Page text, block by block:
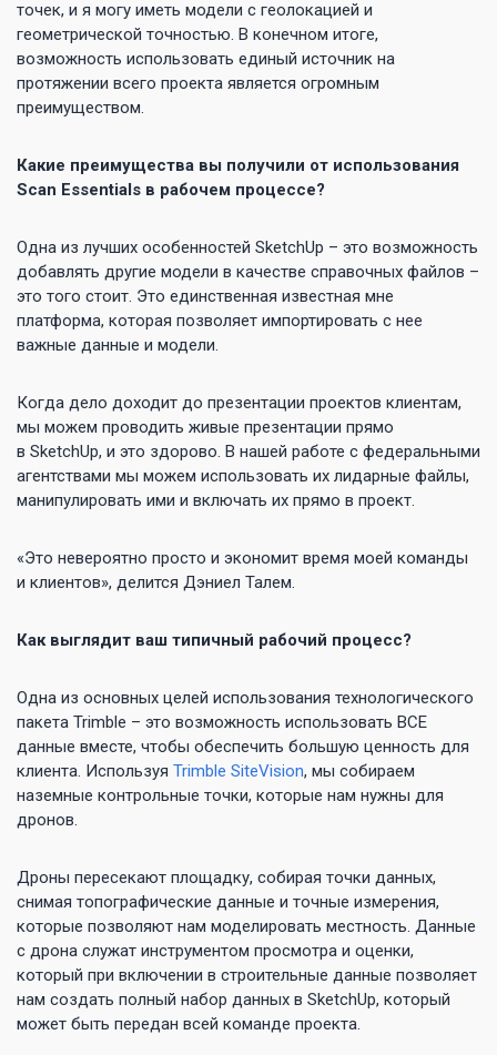
точек, и я могу иметь модели с геолокацией и
геометрической точностью. В конечном итоге,
возможность использовать единый источник на
протяжении всего проекта является огромным
преимуществом.
Какие преимущества вы получили от использования
Scan Essentials в рабочем процессе?
Одна из лучших особенностей SketchUp – это возможность
добавлять другие модели в качестве справочных файлов –
это того стоит. Это единственная известная мне
платформа, которая позволяет импортировать с нее
важные данные и модели.
Когда дело доходит до презентации проектов клиентам,
мы можем проводить живые презентации прямо
в SketchUp, и это здорово. В нашей работе с федеральными
агентствами мы можем использовать их лидарные файлы,
манипулировать ими и включать их прямо в проект.
«Это невероятно просто и экономит время моей команды
и клиентов», делится Дэниел Талем.
Как выглядит ваш типичный рабочий процесс?
Одна из основных целей использования технологического
пакета Trimble – это возможность использовать ВСЕ
данные вместе, чтобы обеспечить большую ценность для
клиента. Используя Trimble SiteVision, мы собираем
наземные контрольные точки, которые нам нужны для
дронов.
Дроны пересекают площадку, собирая точки данных,
снимая топографические данные и точные измерения,
которые позволяют нам моделировать местность. Данные
с дрона служат инструментом просмотра и оценки,
который при включении в строительные данные позволяет
нам создать полный набор данных в SketchUp, который
может быть передан всей команде проекта.